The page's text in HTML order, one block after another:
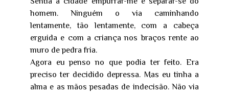
homem. Ninguém o via caminhando
lentamente, tão lentamente, com a cabeça
erguida e com a criança nos braços rente ao
muro de pedra fria.
Agora eu penso no que podia ter feito. Era
preciso ter decidido depressa. Mas eu tinha a
alma e as mãos pesadas de indecisão. Não via